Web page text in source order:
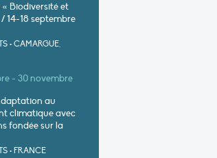
« Biodiversité et
14-18 septembre
• CAMARGUE,
- 30 novembre
au
climatique avec
fondée sur la
• FRANCE